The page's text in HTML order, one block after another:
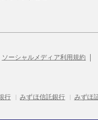
ソーシャルメディア利用規約
行 | みずほ信託銀行 | みずほ